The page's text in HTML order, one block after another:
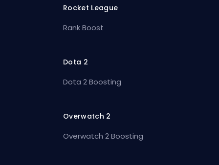
Rocket League
Rank Boost
Dota 2
Dota 2 Boosting
Overwatch 2
Overwatch 2 Boosting